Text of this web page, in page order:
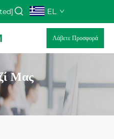
EL
Λάβετε Προσφορά
Μας